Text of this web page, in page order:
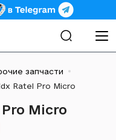
запчасти
Ratel Pro Micro
Micro